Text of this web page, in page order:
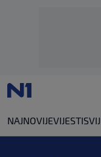
NAJNOVIJEVIJESTI